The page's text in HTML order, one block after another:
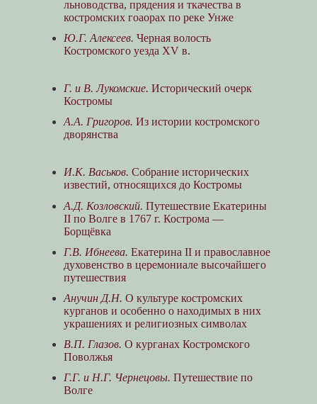
льноводства, прядения и ткачества в
костромских гоаорах по реке Унже
Ю.Г. Алексеев. Черная волость
Костромского уезда XV в.
Г. и В. Лукомские. Исторический очерк
Костромы
А.А. Григоров. Из истории костромского
дворянства
И.К. Васьков. Собрание исторических
известий, относящихся до Костромы
А.Д. Козловский. Путешествие Екатерины
II по Волге в 1767 г. Кострома —
Борщёвка
Г.В. Ибнеева. Екатерина II и православное
духовенство в церемониале высочайшего
путешествия
Анучин Д.Н. О культуре костромских
курганов и особенно о находимых в них
украшениях и религиозных символах
В.П. Глазов. О курганах Костромского
Поволжья
Г.Г. и Н.Г. Чернецовы. Путешествие по
Волге